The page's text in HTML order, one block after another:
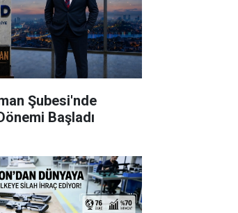
Şubesi'nde
Başladı